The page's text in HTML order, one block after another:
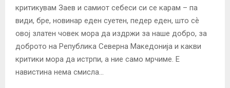
критикувам Заев и самиот себеси си се карам – па
види, бре, новинар еден суетен, педер еден, што сѐ
овој златен човек мора да издржи за наше добро, за
доброто на Република Северна Македонија и какви
критики мора да истрпи, а ние само мрчиме. Е
навистина нема смисла…